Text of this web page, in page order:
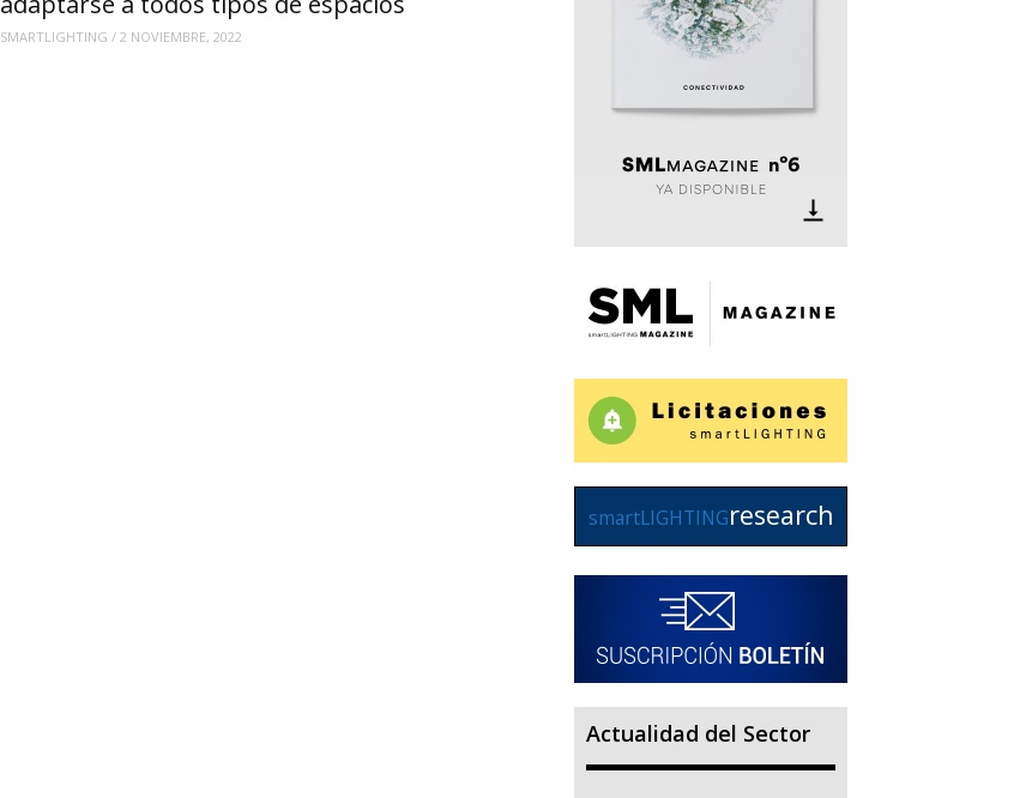
SMARTLIGHTING / 2 NOVIEMBRE, 2022
smartLIGHTINGresearch
Actualidad del Sector